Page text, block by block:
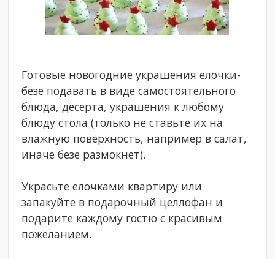
Готовые новогодние украшения елочки-
безе подавать в виде самостоятельного
блюда, десерта, украшения к любому
блюду стола (только не ставьте их на
влажную поверхность, например в салат,
иначе безе размокнет).
Украсьте елочками квартиру или
запакуйте в подарочный целлофан и
подарите каждому гостю с красивым
пожеланием.